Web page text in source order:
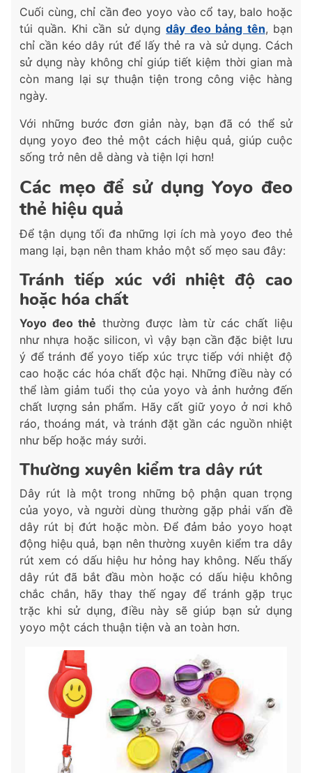
Cuối cùng, chỉ cần đeo yoyo vào cổ tay, balo hoặc
túi quần. Khi cần sử dụngdây đeo bảng tên, bạn
chỉ cần kéo dây rút để lấy thẻ ra và sử dụng. Cách
sử dụng này không chỉ giúp tiết kiệm thời gian mà
còn mang lại sự thuận tiện trong công việc hàng
ngày.
Với những bước đơn giản này, bạn đã có thể sử
dụng yoyo đeo thẻ một cách hiệu quả, giúp cuộc
sống trở nên dễ dàng và tiện lợi hơn!
Các mẹo để sử dụng Yoyo đeo
thẻ hiệu quả
Để tận dụng tối đa những lợi ích mà yoyo đeo thẻ
mang lại, bạn nên tham khảo một số mẹo sau đây:
Tránh tiếp xúc với nhiệt độ cao
hoặc hóa chất
Yoyo đeo thẻ thường được làm từ các chất liệu
như nhựa hoặc silicon, vì vậy bạn cần đặc biệt lưu
ý để tránh để yoyo tiếp xúc trực tiếp với nhiệt độ
cao hoặc các hóa chất độc hại. Những điều này có
thể làm giảm tuổi thọ của yoyo và ảnh hưởng đến
chất lượng sản phẩm. Hãy cất giữ yoyo ở nơi khô
ráo, thoáng mát, và tránh đặt gần các nguồn nhiệt
như bếp hoặc máy sưởi.
Thường xuyên kiểm tra dây rút
Dây rút là một trong những bộ phận quan trọng
của yoyo, và người dùng thường gặp phải vấn đề
dây rút bị đứt hoặc mòn. Để đảm bảo yoyo hoạt
động hiệu quả, bạn nên thường xuyên kiểm tra dây
rút xem có dấu hiệu hư hỏng hay không. Nếu thấy
dây rút đã bắt đầu mòn hoặc có dấu hiệu không
chắc chắn, hãy thay thế ngay để tránh gặp trục
trặc khi sử dụng, điều này sẽ giúp bạn sử dụng
yoyo một cách thuận tiện và an toàn hơn.